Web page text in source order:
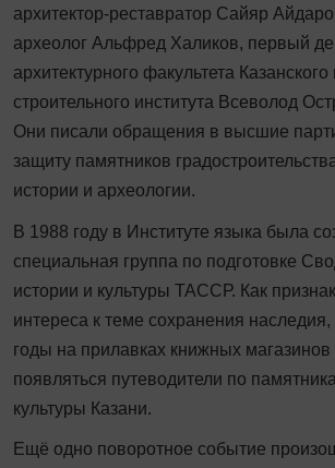
архитектор-реставратор Сайяр
археолог Альфред Халиков, первый
архитектурного факультета
строительного института Всеволод
Они писали обращения в высшие
защиту памятников
истории и археологии.
В 1988 году в Институте языка была
специальная группа по подготовке
истории и культуры ТАССР. Как
интереса к теме сохранения
годы на прилавках книжных магазинов
появляться пу­теводители по
культуры Казани.
Ещё одно поворотное событие